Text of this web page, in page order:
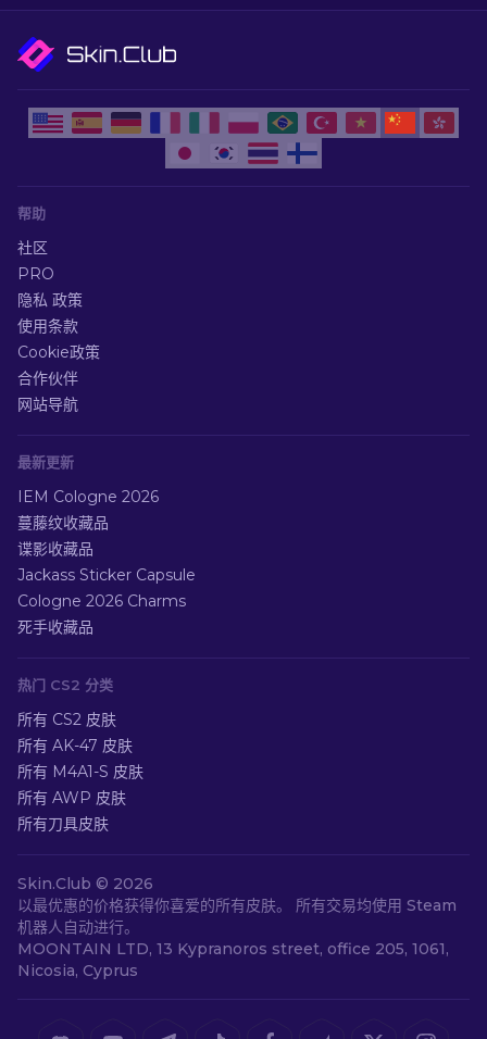
帮助
社区
PRO
隐私 政策
使用条款
Cookie政策
合作伙伴
网站导航
最新更新
IEM Cologne 2026
蔓藤纹收藏品
谍影收藏品
Jackass Sticker Capsule
Cologne 2026 Charms
死手收藏品
热门 CS2 分类
所有 CS2 皮肤
所有 AK-47 皮肤
所有 M4A1-S 皮肤
所有 AWP 皮肤
所有刀具皮肤
Skin.Club © 2026
以最优惠的价格获得你喜爱的所有皮肤。 所有交易均使用 Steam
机器人自动进行。
MOONTAIN LTD, 13 Kypranoros street, office 205, 1061,
Nicosia, Cyprus